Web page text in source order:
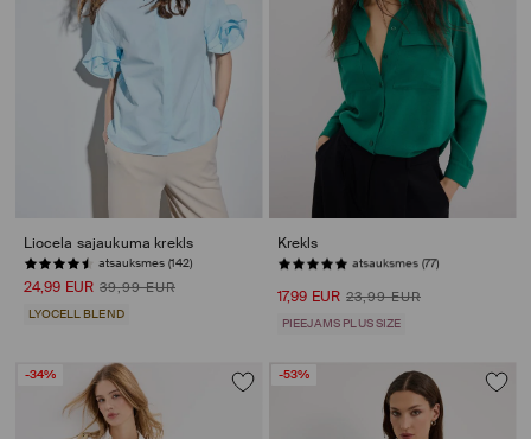
Liocela sajaukuma krekls
atsauksmes (142)
24,99 EUR 39,99 EUR
LYOCELL BLEND
Krekls
PĒDĒJĀS PRECES
17,99 EUR 23,99 EUR
PIEEJAMS PLUS SIZE
-34% -53%